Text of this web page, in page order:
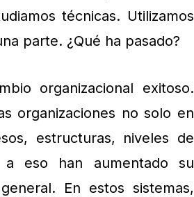
técnicas. Utilizamos
parte. ¿Qué ha pasado?
organizacional exitoso.
organizaciones no solo en
estructuras, niveles de
a eso han aumentado su
En estos sistemas,